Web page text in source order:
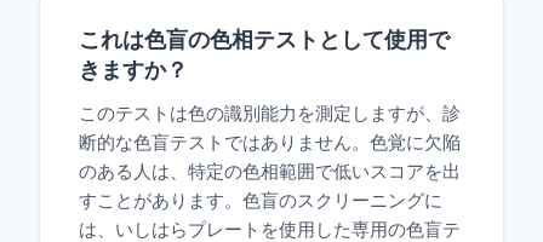
これは色盲の色相テストとして使用で
きますか？
このテストは色の識別能力を測定しますが、診
断的な色盲テストではありません。色覚に欠陥
のある人は、特定の色相範囲で低いスコアを出
すことがあります。色盲のスクリーニングに
は、いしはらプレートを使用した専用の色盲テ